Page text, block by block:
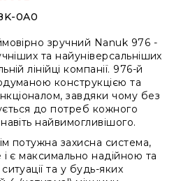
0A0
зручний Nanuk 976 -
та найуніверсальніших
лінійці компанії. 976-й
конструкцією та
завдяки чому без
до потреб кожного
найвимогливішого.
потужна захисна система,
є максимально надійною та
та у будь-яких